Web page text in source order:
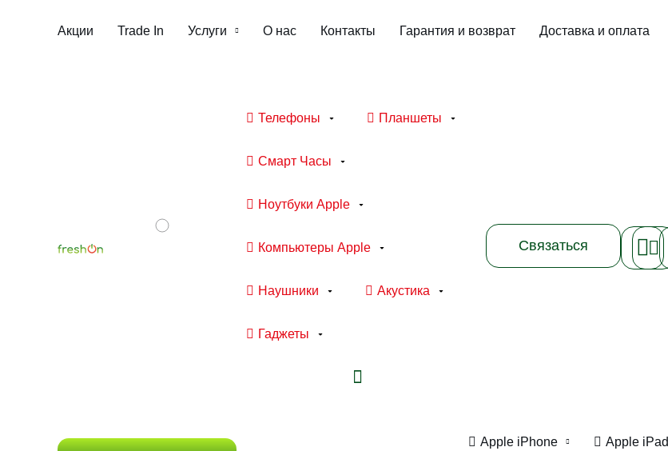
Акции Trade In Услуги О нас Контакты Гарантия и возврат
Доставка и оплата
Телефоны Планшеты
Смарт Часы
Ноутбуки Apple
Компьютеры Apple
Наушники Акустика
Гаджеты
Связаться
Apple iPhone Apple iPad